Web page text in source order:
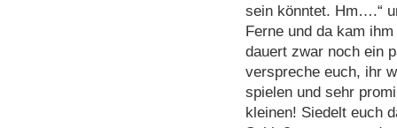
sein könntet. Hm….“
Ferne und da kam
dauert zwar noch ein
verspreche euch, ihr
spielen und sehr
kleinen! Siedelt euch